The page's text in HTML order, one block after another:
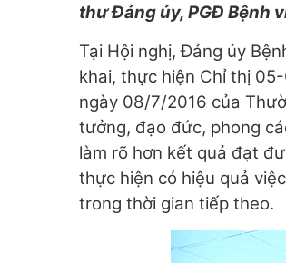
thư Đảng ủy, PGĐ Bệnh
Tại Hội nghị, Đảng ủy
khai, thực hiện Chỉ thị
ngày 08/7/2016 của
tưởng, đạo đức, phong
làm rõ hơn kết quả đạt
thực hiện có hiệu quả
trong thời gian tiếp theo.